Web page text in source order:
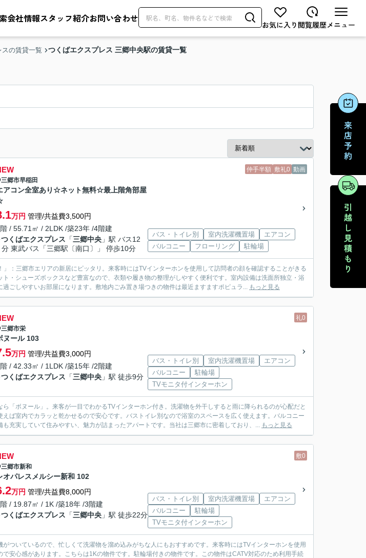
会社情報スタッフ紹介お問い合わせ
の賃貸一覧 つくばエクスプレス 三郷中央駅の賃貸一覧
仲手半額 敷礼0 動画
三郷市早稲田
アコン全室あり☆ネット無料☆最上階角部屋
万円 管理/共益費3,500円
/ 55.71㎡ / 2LDK /築23年 /4階建
つくばエクスプレス 「三郷中央 」駅 バス12
分 東武バス「三郷駅〔南口〕」 停歩10分
バス・トイレ別 室内洗濯機置場
エアコン
バルコニー
フローリング 駐輪場
」：三郷市エリアの新居にピッタリ。来客時にはTVインターホンを使用して訪問者の顔を確認することがきる
・シューズボックスなど豊富なので、衣類や履き物の整理がしやすく便利です。室内設備は洗面所独立・浴
ごしやすいお部屋になります。敷地内ごみ置き場つきの物件は最近ますますポピュラ... もっと見る
礼0
三郷市栄
ヌール 103
万円 管理/共益費3,000円
/ 42.33㎡ / 1LDK /築15年 /2階建
つくばエクスプレス 「三郷中央 」駅 徒歩9分
バス・トイレ別 室内洗濯機置場
エアコン
バルコニー
駐輪場
TVモニタ付インターホン
「ボヌール」。来客が一目でわかるTVインターホン付き。洗濯物を外干しすると雨に降られるのが心配だと
ば室内でカラッと乾かせるので安心です。バストイレ別なので浴室のスペースを広く使えます。バルコニー
充実していて住みやすい、魅力が詰まったアパートです。当社は三郷市に密着しており、... もっと見る
敷0
三郷市新和
オパレスメルシー新和 102
万円 管理/共益費8,000円
/ 19.87㎡ / 1K /築18年 /3階建
つくばエクスプレス 「三郷中央 」駅 徒歩22分
バス・トイレ別 室内洗濯機置場
エアコン
バルコニー
駐輪場
TVモニタ付インターホン
ついているので、忙しくて洗濯物を溜め込みがちな人にもおすすめです。来客時にはTVインターホンを使用
で安心感があります。こちらは1Kの物件です。駐輪場付きの物件です。この物件はCATV対応のため利用手続